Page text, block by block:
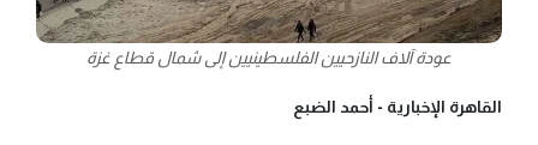
عودة آلاف النازحيين الفلسطينيين إلى شمال قطاع غزة
القاهرة الإخبارية - أحمد الضبع